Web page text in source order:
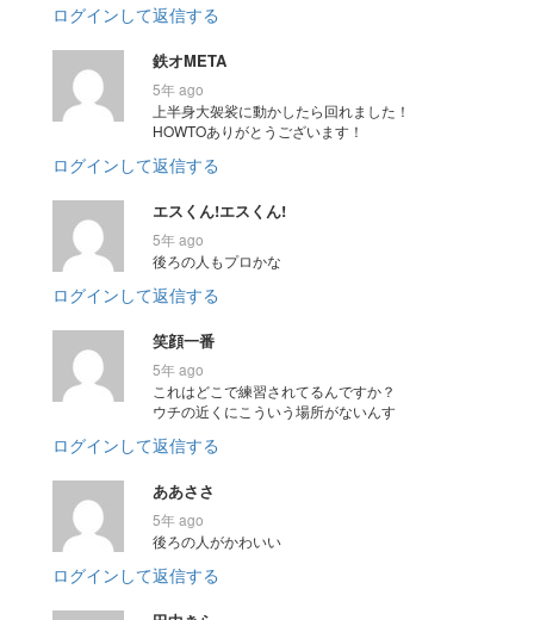
ログインして返信する
鉄オMETA
5年 ago
上半身大袈裟に動かしたら回れました！
HOWTOありがとうございます！
ログインして返信する
エスくん!エスくん!
5年 ago
後ろの人もプロかな
ログインして返信する
笑顔一番
5年 ago
これはどこで練習されてるんですか？
ウチの近くにこういう場所がないんす
ログインして返信する
ああささ
5年 ago
後ろの人がかわいい
ログインして返信する